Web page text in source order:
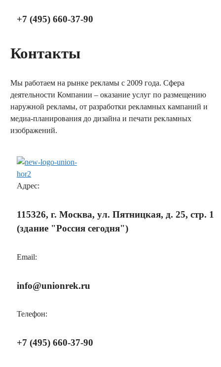
+7 (495) 660-37-90
Контакты
Мы работаем на рынке рекламы с 2009 года. Сфера
деятельности Компании – оказание услуг по размещению
наружной рекламы, от разработки рекламных кампаний и
медиа-планирования до дизайна и печати рекламных
изображений.
Адрес:
115326, г. Москва, ул. Пятницкая, д. 25, стр. 1
(здание "Россия сегодня")
Email:
info@unionrek.ru
Телефон:
+7 (495) 660-37-90